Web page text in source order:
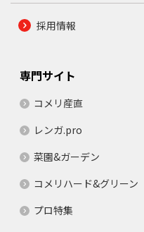
採用情報
専門サイト
コメリ産直
レンガ.pro
菜園&ガーデン
コメリハード&グリーン
プロ特集